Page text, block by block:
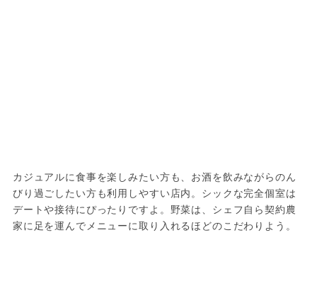
カジュアルに食事を楽しみたい方も、お酒を飲みながらのん
びり過ごしたい方も利用しやすい店内。シックな完全個室は
デートや接待にぴったりですよ。野菜は、シェフ自ら契約農
家に足を運んでメニューに取り入れるほどのこだわりよう。